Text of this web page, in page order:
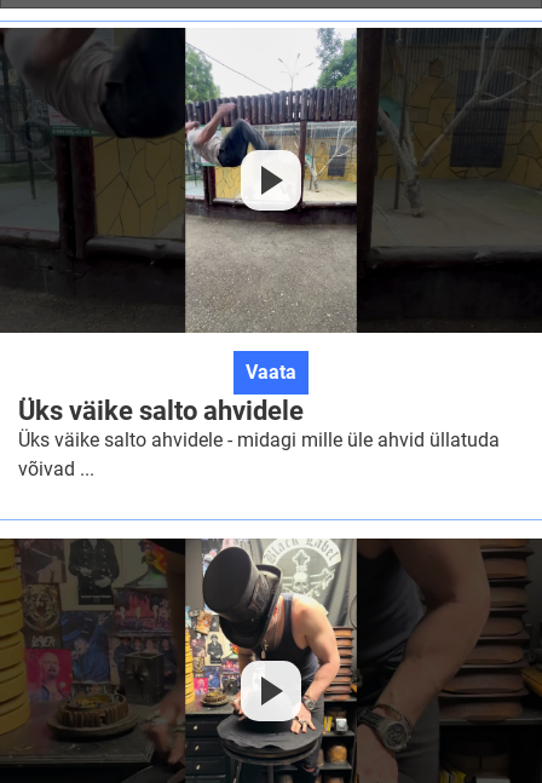
Vaata
väike
salto
Üks väike salto ahvidele
Üks väike salto ahvidele - midagi mille üle ahvid üllatuda
võivad ...